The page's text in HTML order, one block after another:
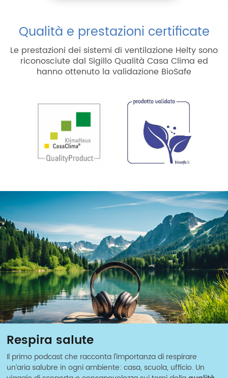
Qualità e prestazioni certificate
Le prestazioni dei sistemi di ventilazione Helty sono
riconosciute dal Sigillo Qualità Casa Clima ed
hanno ottenuto la validazione BioSafe
Respira salute
Il primo podcast che racconta l’importanza di respirare
un’aria salubre in ogni ambiente: casa, scuola, ufficio. Un